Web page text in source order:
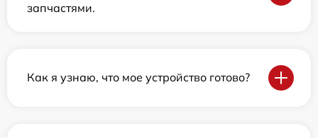
запчастями.
Как я узнаю, что мое устройство готово?